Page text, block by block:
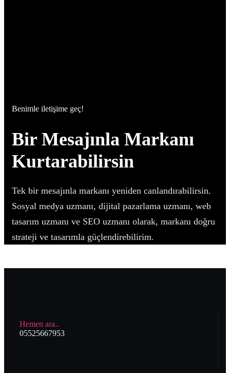
Benimle iletişime geç!
Bir Mesajınla Markanı
Kurtarabilirsin
Tek bir mesajınla markanı yeniden canlandırabilirsin.
Sosyal medya uzmanı, dijital pazarlama uzmanı, web
tasarım uzmanı ve SEO uzmanı olarak, markanı doğru
strateji ve tasarımla güçlendirebilirim.
Hemen ara..
05525667953